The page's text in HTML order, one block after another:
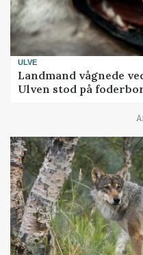
ULVE
Landmand vågnede
Ulven stod på